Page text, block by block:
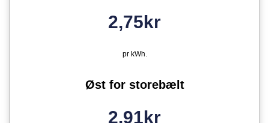
2,75kr
pr kWh.
Øst for storebælt
2,91kr